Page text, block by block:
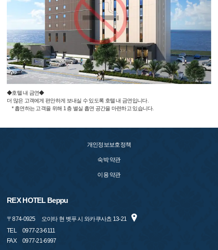
◆호텔 내 금연◆
더 많은 고객에게 편안하게 보내실 수 있도록 호텔 내 금연입니다.
* 흡연하는 고객을 위해 1 층 별실 흡연 공간을 마련하고 있습니다.
개인정보보호정책
숙박 약관
이용 약관
REX HOTEL Beppu
〒874-0925
오이타 현 벳푸 시 와카쿠사쵸 13-21
TEL
0977-23-6111
FAX
0977-21-6997